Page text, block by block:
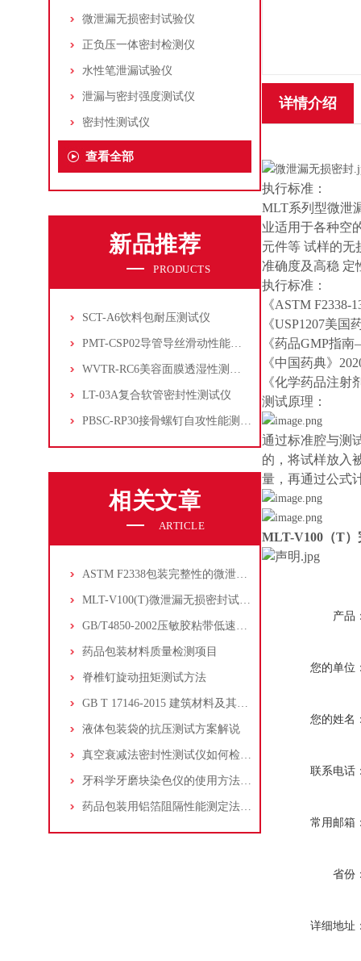
微泄漏无损密封试验仪
正负压一体密封检测仪
水性笔泄漏试验仪
泄漏与密封强度测试仪
密封性测试仪
查看全部
新品推荐
PRODUCTS
SCT-A6饮料包耐压测试仪
PMT-CSP02导管导丝滑动性能测试仪
WVTR-RC6美容面膜透湿性测试仪
LT-03A复合软管密封性测试仪
PBSC-RP30接骨螺钉自攻性能测试‌仪
相关文章
ARTICLE
ASTM F2338包装完整性的微泄漏测试方法
MLT-V100(T)微泄漏无损密封试验仪的仪器介绍
GB/T4850-2002压敏胶粘带低速解卷强度的测定
药品包装材料质量检测项目
脊椎钉旋动扭矩测试方法
GB T 17146-2015 建筑材料及其制品水蒸气透过性能试验方法
液体包装袋的抗压测试方案解说
真空衰减法密封性测试仪如何检测柔性包装密封性
牙科学牙磨块染色仪的使用方法和注意事项
药品包装用铝箔阻隔性能测定法-杯式法
详情介绍
执行标准：
MLT系列型微泄
业适用于各种空
元件等 试样的无
准确度及高稳 定
执行标准：
《ASTM
《USP1207美国
《药品GMP指
《中国药典》
《化学药品注射
测试原理：
通过标准腔与测
的，将试样放入
量，再通过公式
MLT-V100（T）
产品
您的单位
您的姓名
联系电话
常用邮箱
省份
详细地址